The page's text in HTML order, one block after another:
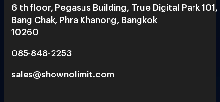
6 th floor, Pegasus Building, True Digital Park 101,
Bang Chak, Phra Khanong, Bangkok
10260
085-848-2253
sales@shownolimit.com